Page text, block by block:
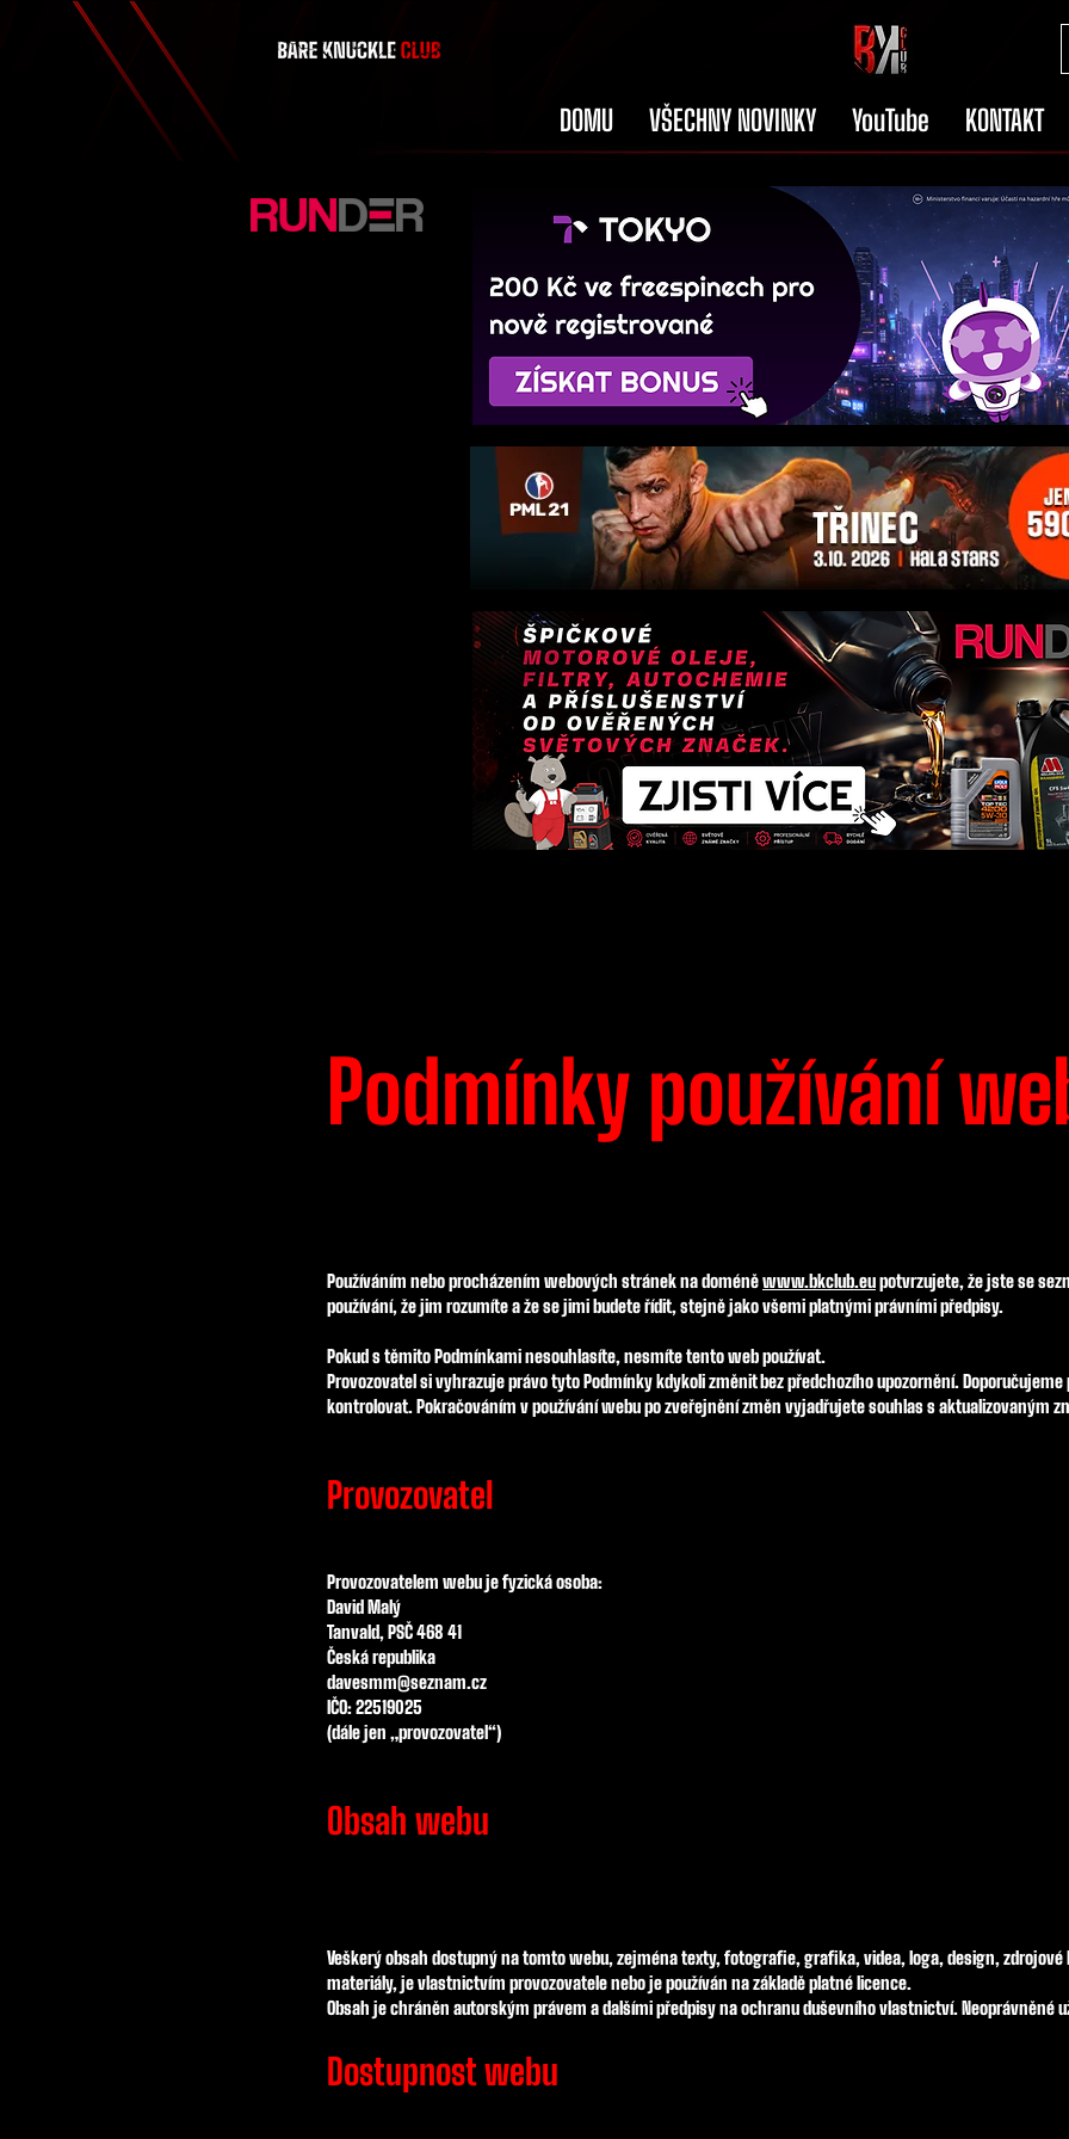
DOMU VŠECHNY NOVINKY YouTube KONTAKT
Podmínky používání
Používáním nebo procházením webových stránek na doméněwww.bkclub.eupotvrzujete, že jste se
používání, že jim rozumíte a že se jimi budete řídit, stejně jako všemi platnými právními předpisy.
Pokud s těmito Podmínkami nesouhlasíte, nesmíte tento web používat.
Provozovatel si vyhrazuje právo tyto Podmínky kdykoli změnit bez předchozího upozornění.
kontrolovat. Pokračováním v používání webu po zveřejnění změn vyjadřujete souhlas s aktualizovaným
Provozovatel
Provozovatelem webu je fyzická osoba:
David Malý
Tanvald, PSČ 468 41
Česká republika
davesmm@seznam.cz
IČO: 22519025
(dále jen „provozovatel“)
Obsah webu
Veškerý obsah dostupný na tomto webu, zejména texty, fotografie, grafika, videa, loga, design, zdrojové
materiály, je vlastnictvím provozovatele nebo je používán na základě platné licence.
Obsah je chráněn autorským právem a dalšími předpisy na ochranu duševního vlastnictví. Neoprávněné
Dostupnost webu